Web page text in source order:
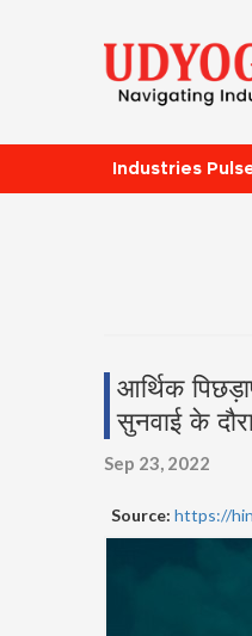
Industries
आर्थिक
सुनवाई के
Sep 23, 2022
Source: https://